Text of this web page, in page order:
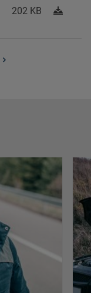
202 KB